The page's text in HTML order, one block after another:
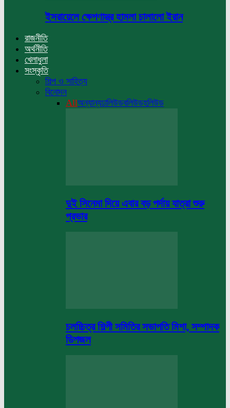
ইসরায়েলে ক্ষেপণাস্ত্র হামলা চালালো ইরান
রাজনীতি
অর্থনীতি
খেলাধুলা
সংস্কৃতি
শিল্প ও সাহিত্য
বিনোদন
Allঅন্যান্যঢালিউডবলিউডহলিউড
দুই সিনেমা দিয়ে এবার বড় পর্দায় যাত্রা শুরু
প্রভার
চলচ্চিত্র শিল্পী সমিতির সভাপতি মিশা, সম্পাদক
ডিপজল